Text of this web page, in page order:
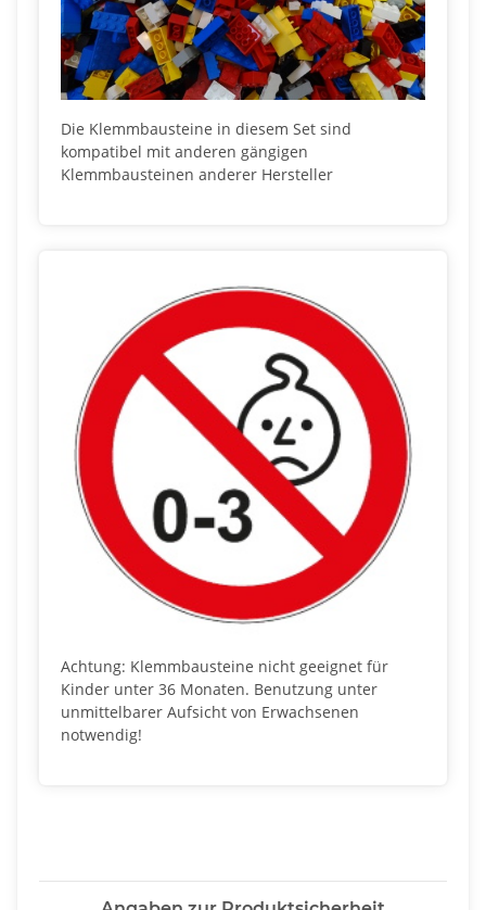
Die Klemmbausteine in diesem Set sind
kompatibel mit anderen gängigen
Klemmbausteinen anderer Hersteller
Achtung: Klemmbausteine nicht geeignet für
Kinder unter 36 Monaten. Benutzung unter
unmittelbarer Aufsicht von Erwachsenen
notwendig!